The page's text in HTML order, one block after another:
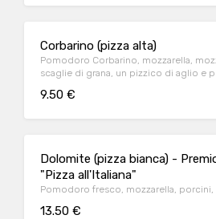
Corbarino (pizza alta)
Pomodoro Corbarino, mozzarella,
scaglie di grana, un pizzico di aglio e
9.50 €
Dolomite (pizza bianca) -
"Pizza all'Italiana"
Pomodoro fresco, mozzarella,
13.50 €